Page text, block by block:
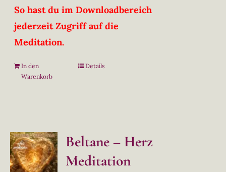
So hast du im Downloadbereich
jederzeit Zugriff auf die
Meditation.
In den
Warenkorb
Details
Beltane – Herz
Meditation